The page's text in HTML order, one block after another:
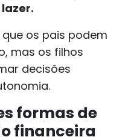
os pais podem
mas os filhos
decisões
formas de
financeira